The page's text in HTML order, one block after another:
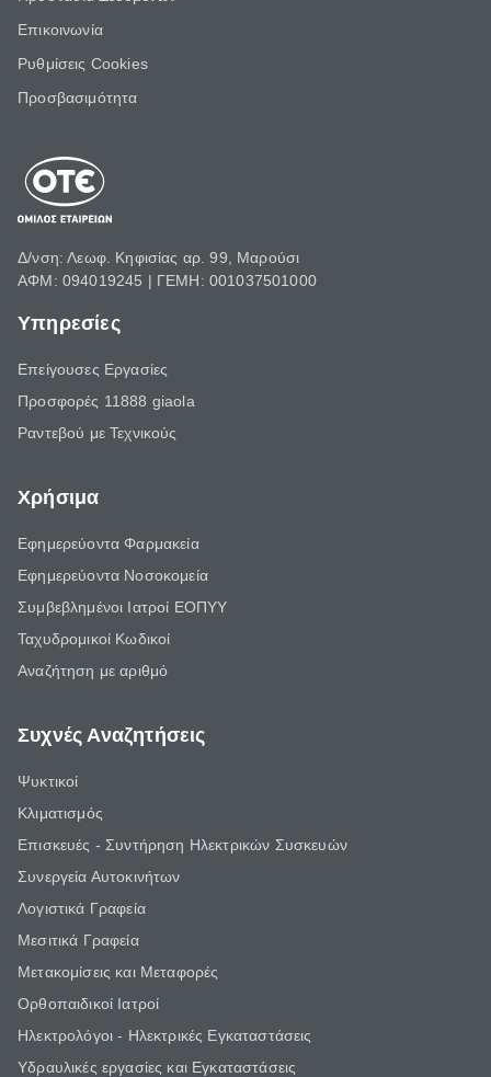
Επικοινωνία
Ρυθμίσεις Cookies
Προσβασιμότητα
Δ/νση: Λεωφ. Κηφισίας αρ. 99, Μαρούσι
ΑΦΜ: 094019245 | ΓΕΜΗ: 001037501000
Υπηρεσίες
Επείγουσες Εργασίες
Προσφορές 11888 giaola
Ραντεβού με Τεχνικούς
Χρήσιμα
Εφημερεύοντα Φαρμακεία
Εφημερεύοντα Νοσοκομεία
Συμβεβλημένοι Ιατροί ΕΟΠΥΥ
Ταχυδρομικοί Κωδικοί
Αναζήτηση με αριθμό
Συχνές Αναζητήσεις
Ψυκτικοί
Κλιματισμός
Επισκευές - Συντήρηση Ηλεκτρικών Συσκευών
Συνεργεία Αυτοκινήτων
Λογιστικά Γραφεία
Μεσιτικά Γραφεία
Μετακομίσεις και Μεταφορές
Ορθοπαιδικοί Ιατροί
Ηλεκτρολόγοι - Ηλεκτρικές Εγκαταστάσεις
Υδραυλικές εργασίες και Εγκαταστάσεις